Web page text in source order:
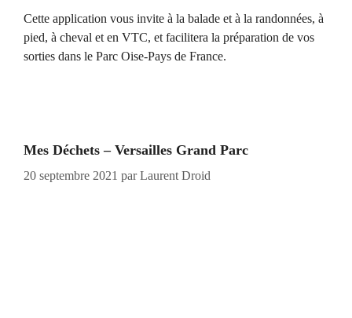
Cette application vous invite à la balade et à la randonnées, à
pied, à cheval et en VTC, et facilitera la préparation de vos
sorties dans le Parc Oise-Pays de France.
Mes Déchets – Versailles Grand Parc
20 septembre 2021 parLaurent Droid